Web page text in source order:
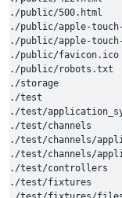
./public/500.html
./public/apple-touch-
./public/apple-
./public/favicon.ico
./public/robots.txt
./storage
./test
./test/
./test/channels
./test/channels/
./test/channels/
./test/controllers
./test/fixtures